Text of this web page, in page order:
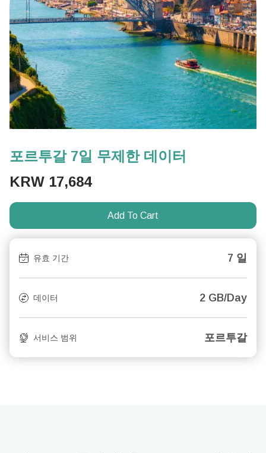
포르투갈 7일 무제한 데이터
KRW 17,684
Add To Cart
유효 기간 7 일
데이터 2 GB/Day
서비스 범위 포르투갈